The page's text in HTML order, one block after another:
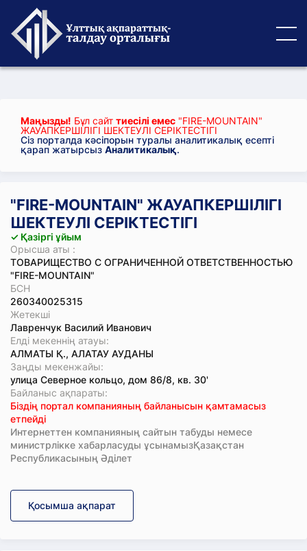
Маңызды! Бұл сайт тиесілі емес "FIRE-MOUNTAIN"
ЖАУАПКЕРШІЛІГІ ШЕКТЕУЛІ СЕРІКТЕСТІГІ
Сіз порталда кәсіпорын туралы аналитикалық есепті
қарап жатырсыз Аналитикалық.
"FIRE-MOUNTAIN" ЖАУАПКЕРШІЛІГІ
ШЕКТЕУЛІ СЕРІКТЕСТІГІ
✓ Қазіргі ұйым
Орысша аты :
ТОВАРИЩЕСТВО С ОГРАНИЧЕННОЙ ОТВЕТСТВЕННОСТЬЮ
"FIRE-MOUNTAIN"
БСН
260340025315
Жетекші
Лавренчук Василий Иванович
Елді мекеннің атауы:
АЛМАТЫ Қ., АЛАТАУ АУДАНЫ
Заңды мекенжайы:
улица Северное кольцо, дом 86/8, кв. 30'
Байланыс ақпараты:
Біздің портал компанияның байланысын қамтамасыз
етпейді
Интернеттен компанияның сайтын табуды немесе
министрлікке хабарласуды ұсынамызҚазақстан
Республикасының Әділет
Қосымша ақпарат